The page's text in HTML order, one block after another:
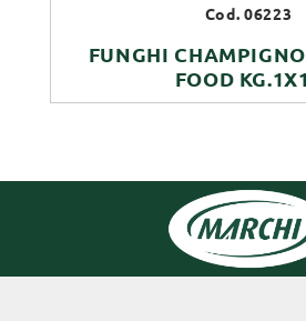
Cod. 06223
FUNGHI
FOOD